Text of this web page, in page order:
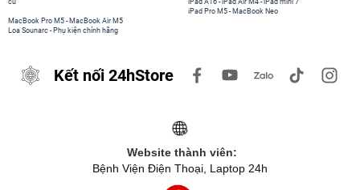
cũ
iPad A16 -iPad Air M4 -iPad mini 7
iPad Pro M5 - MacBook Neo
MacBook Pro M5 - MacBook Air M5
Loa Sounarc - Phụ kiện chính hãng
Kết nối 24hStore
Website thành viên:
Bệnh Viện Điện Thoại, Laptop 24h